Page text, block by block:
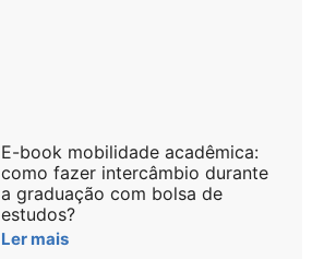
E-book mobilidade acadêmica:
como fazer intercâmbio durante
a graduação com bolsa de
estudos?
Ler mais